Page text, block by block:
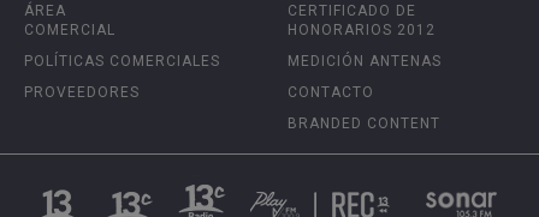
ÁREA
COMERCIAL
POLÍTICAS COMERCIALES
PROVEEDORES
CERTIFICADO DE
HONORARIOS 2012
MEDICIÓN ANTENAS
CONTACTO
BRANDED CONTENT